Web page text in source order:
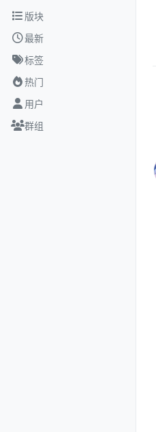
跳转至内容
版块
最新
标签
热门
用户
群组